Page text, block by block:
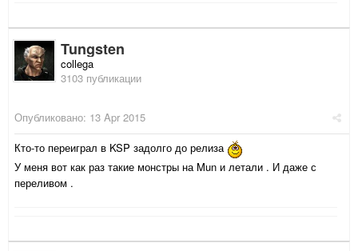
Tungsten
collega
3103 публикации
Опубликовано: 13 Apr 2015
Кто-то переиграл в KSP задолго до релиза
У меня вот как раз такие монстры на Mun и летали . И даже с
переливом .